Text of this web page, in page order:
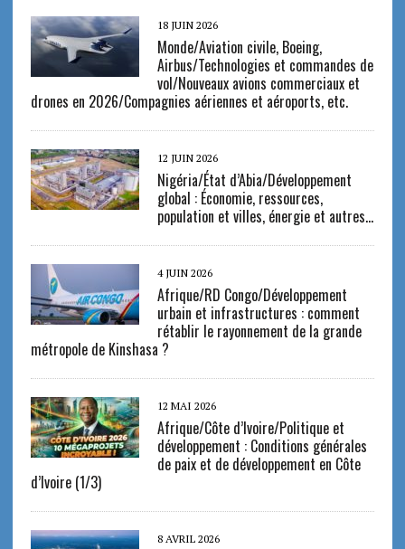
18 JUIN 2026
Monde/Aviation civile, Boeing,
Airbus/Technologies et commandes de
vol/Nouveaux avions commerciaux et
drones en 2026/Compagnies aériennes et aéroports, etc.
12 JUIN 2026
Nigéria/État d’Abia/Développement
global : Économie, ressources,
population et villes, énergie et autres…
4 JUIN 2026
Afrique/RD Congo/Développement
urbain et infrastructures : comment
rétablir le rayonnement de la grande
métropole de Kinshasa ?
12 MAI 2026
Afrique/Côte d’Ivoire/Politique et
développement : Conditions générales
de paix et de développement en Côte
d’Ivoire (1/3)
8 AVRIL 2026